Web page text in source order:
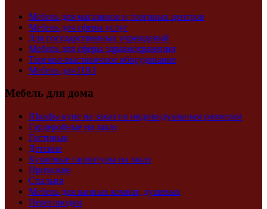
Мебель для магазинов и торговых центров
Мебель для сферы услуг
Для государственных учреждений
Мебель для сферы здравоохранения
Торгово-выставочное оборудование
Мебель для ПВЗ
Мебель для дома
Шкафы купе на заказ по индивидуальным размерам
Гардеробные на заказ
Гостиные
Детские
Кухонные гарнитуры на заказ
Прихожие
Спальня
Мебель для ванных комнат, душевых
Перегородки